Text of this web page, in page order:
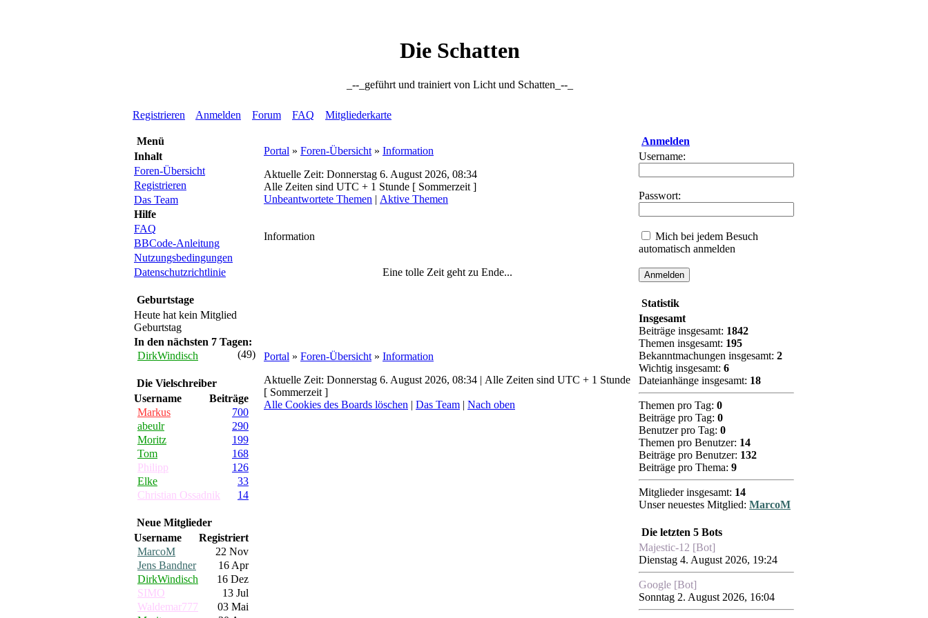
Die Schatten
_--_geführt und trainiert von Licht und Schatten_--_
Registrieren Anmelden Forum FAQ Mitgliederkarte
Menü
Inhalt
Foren-Übersicht
Registrieren
Das Team
Hilfe
FAQ
BBCode-Anleitung
Nutzungsbedingungen
Datenschutzrichtlinie
Geburtstage
Heute hat kein Mitglied
Geburtstag
In den nächsten 7 Tagen:
DirkWindisch
(49)
Die Vielschreiber
Username
Beiträge
Markus
700
abeulr
290
Moritz
199
Tom
168
Philipp
126
Elke
33
Christian Ossadnik
14
Neue Mitglieder
Username
Registriert
MarcoM
22 Nov
Jens Bandner
16 Apr
DirkWindisch
16 Dez
SIMO
13 Jul
Waldemar777
03 Mai
Portal » Foren-Übersicht » Information
Aktuelle Zeit: Donnerstag 6. August 2026, 08:34
Alle Zeiten sind UTC + 1 Stunde [ Sommerzeit ]
Unbeantwortete Themen | Aktive Themen
Information
Eine tolle Zeit geht zu Ende...
Portal » Foren-Übersicht » Information
Aktuelle Zeit: Donnerstag 6. August 2026, 08:34 | Alle Zeiten sind UTC + 1 Stunde
[ Sommerzeit ]
Alle Cookies des Boards löschen | Das Team | Nach oben
Anmelden
Username:
Passwort:
Mich bei jedem Besuch
automatisch anmelden
Statistik
Insgesamt
Beiträge insgesamt: 1842
Themen insgesamt: 195
Bekanntmachungen insgesamt: 2
Wichtig insgesamt: 6
Dateianhänge insgesamt: 18
Themen pro Tag: 0
Beiträge pro Tag: 0
Benutzer pro Tag: 0
Themen pro Benutzer: 14
Beiträge pro Benutzer: 132
Beiträge pro Thema: 9
Mitglieder insgesamt: 14
Unser neuestes Mitglied: MarcoM
Die letzten 5 Bots
Majestic-12 [Bot]
Dienstag 4. August 2026, 19:24
Google [Bot]
Sonntag 2. August 2026, 16:04